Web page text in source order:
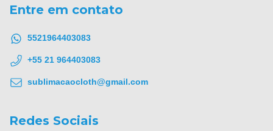
Entre em contato
5521964403083
+55 21 964403083
sublimacaocloth@gmail.com
Redes Sociais